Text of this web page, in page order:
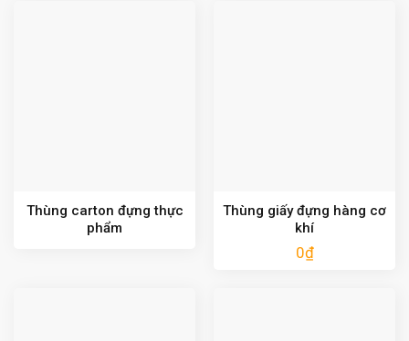
Thùng carton đựng thực
phẩm
Thùng giấy đựng hàng cơ
khí
0₫